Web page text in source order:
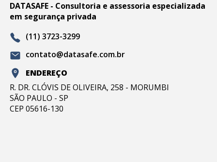
DATASAFE - Consultoria e assessoria especializada
em segurança privada
(11) 3723-3299
contato@datasafe.com.br
ENDEREÇO
R. DR. CLÓVIS DE OLIVEIRA, 258 - MORUMBI
SÃO PAULO - SP
CEP 05616-130